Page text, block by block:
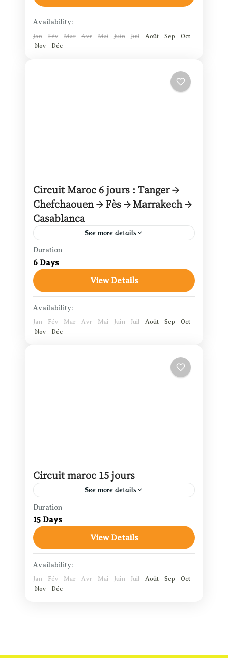
Availability:
Jan Fév Mar Avr Mai Juin Juil Août Sep
Oct
Nov
Déc
Circuit Maroc 6 jours : Tanger →
Chefchaouen → Fès → Marrakech →
Casablanca
See more details
Marrakech
Fès,Tanger
Duration
6 Days
View Details
Availability:
Jan Fév Mar Avr Mai Juin Juil Août Sep
Oct
Nov
Déc
Circuit maroc 15 jours
See more details
Marrakech
Casablanca,Chefchaouen,Essaouira,
La Vallée de l’Ourika
Ouarzazate,Rabat
Duration
15 Days
View Details
Availability:
Jan Fév Mar Avr Mai Juin Juil Août Sep
Oct
Nov
Déc